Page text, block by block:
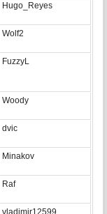
Hugo_Reyes
Wolf2
FuzzyL
Woody
dvic
Minakov
Raf
vladimir12599